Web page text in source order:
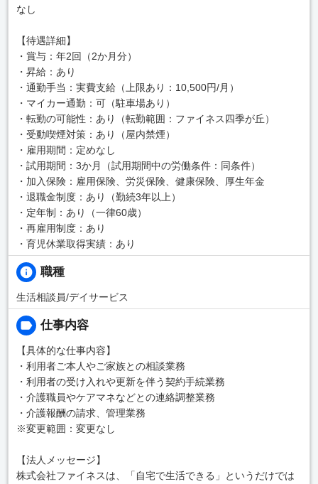
なし
【待遇詳細】
・賞与：年2回（2か月分）
・昇給：あり
・通勤手当：実費支給（上限あり：10,500円/月）
・マイカー通勤：可（駐車場あり）
・転勤の可能性：あり（転勤範囲：ファイネス四季が丘）
・受動喫煙対策：あり（屋内禁煙）
・雇用期間：定めなし
・試用期間：3か月（試用期間中の労働条件：同条件）
・加入保険：雇用保険、労災保険、健康保険、厚生年金
・退職金制度：あり（勤続3年以上）
・定年制：あり（一律60歳）
・再雇用制度：あり
・育児休業取得実績：あり
職種
生活相談員/デイサービス
仕事内容
【具体的な仕事内容】
・利用者ご本人やご家族との相談業務
・利用者の受け入れや更新を伴う契約手続業務
・介護職員やケアマネなどとの連絡調整業務
・介護報酬の請求、管理業務
※変更範囲：変更なし
【法人メッセージ】
株式会社ファイネスは、「自宅で生活できる」というだけでは